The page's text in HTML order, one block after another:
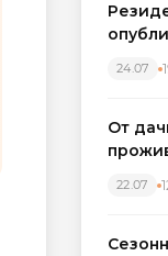
24.07
От
22.07